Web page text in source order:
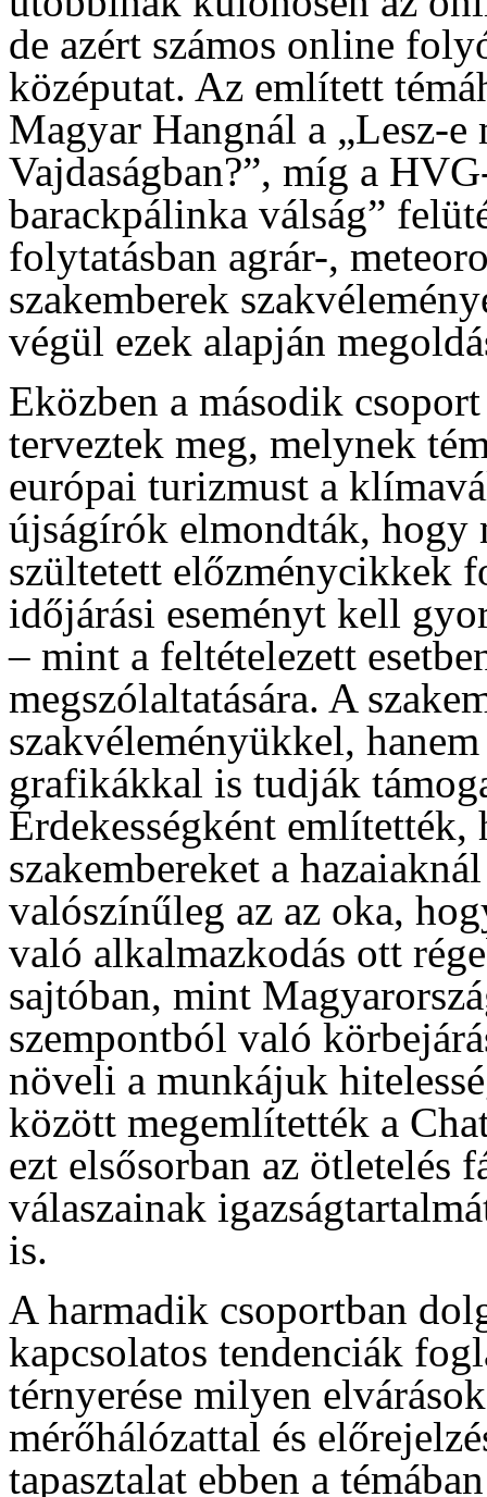
de azért számos online
középutat. Az említett
Magyar Hangnál a „Lesz-e
Vajdaságban?”, míg a
barackpálinka válság”
folytatásban agrár-,
szakemberek
végül ezek alapján
Eközben a második
terveztek meg, melynek
európai turizmust a
újságírók elmondták,
szültetett előzménycikkek
időjárási eseményt kell
– mint a feltételezett
megszólaltatására. A
szakvéleményükkel,
grafikákkal is tudják
Érdekességként
szakembereket a
valószínűleg az az oka,
való alkalmazkodás ott
sajtóban, mint
szempontból való
növeli a munkájuk
között megemlítették a
ezt elsősorban az ötletelés
válaszainak
is.
A harmadik csoportban
kapcsolatos tendenciák
térnyerése milyen
mérőhálózattal és
tapasztalat ebben a